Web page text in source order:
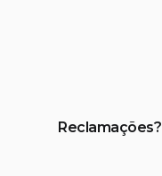
Reclamações?